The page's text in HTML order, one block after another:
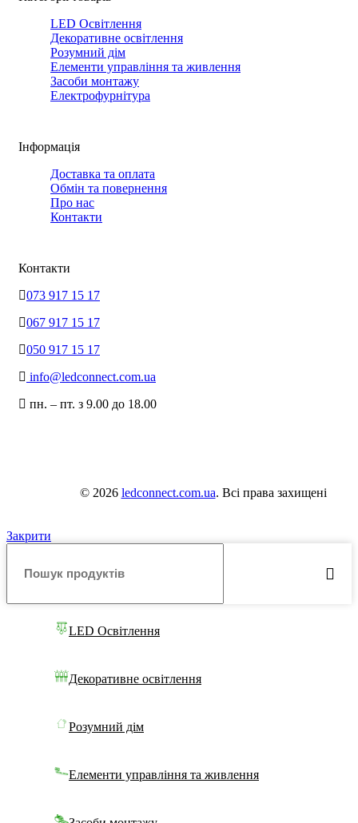
LED Освітлення
Декоративне освітлення
Розумний дім
Елементи управління та живлення
Засоби монтажу
Електрофурнітура
Інформація
Доставка та оплата
Обмін та повернення
Про нас
Контакти
Контакти
073 917 15 17
067 917 15 17
050 917 15 17
info@ledconnect.com.ua
пн. – пт. з 9.00 до 18.00
© 2026 ledconnect.com.ua. Всі права захищені
Закрити
LED Освітлення
Декоративне освітлення
Розумний дім
Елементи управління та живлення